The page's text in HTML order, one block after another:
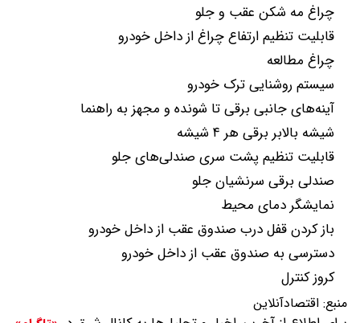
چراغ مه شکن عقب و جلو
قابلیت تنظیم ارتفاع چراغ از داخل خودرو
چراغ مطالعه
سیستم روشنایی ترک خودرو
آینه‌های جانبی برقی تا شونده و مجهز به راهنما
شیشه بالابر برقی هر ۴ شیشه
قابلیت تنظیم پشت سری صندلی‌های جلو
صندلی‌ برقی سرنشیان جلو
نمایشگر دمای محیط
باز کردن قفل درب صندوق عقب از داخل خودرو
دسترسی به صندوق عقب از داخل خودرو
کروز کنترل
منبع: اقتصادآنلاین